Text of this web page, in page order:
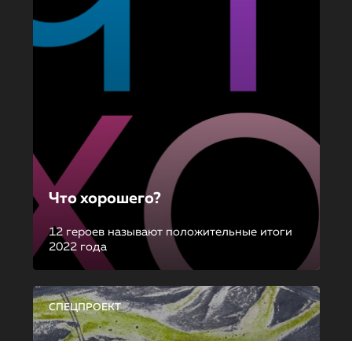
Что хорошего?
12 героев называют положительные итоги
2022 года
СПЕЦПРОЕКТ